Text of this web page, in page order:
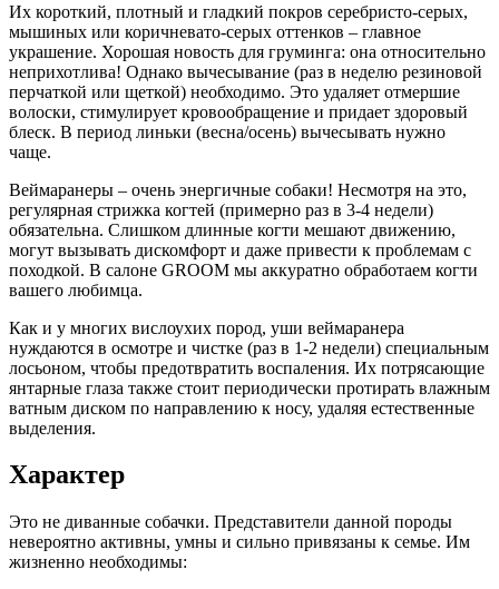
Их короткий, плотный и гладкий покров серебристо-серых,
мышиных или коричневато-серых оттенков – главное
украшение. Хорошая новость для груминга: она относительно
неприхотлива! Однако вычесывание (раз в неделю резиновой
перчаткой или щеткой) необходимо. Это удаляет отмершие
волоски, стимулирует кровообращение и придает здоровый
блеск. В период линьки (весна/осень) вычесывать нужно
чаще.
Веймаранеры – очень энергичные собаки! Несмотря на это,
регулярная стрижка когтей (примерно раз в 3-4 недели)
обязательна. Слишком длинные когти мешают движению,
могут вызывать дискомфорт и даже привести к проблемам с
походкой. В салоне GROOM мы аккуратно обработаем когти
вашего любимца.
Как и у многих вислоухих пород, уши веймаранера
нуждаются в осмотре и чистке (раз в 1-2 недели) специальным
лосьоном, чтобы предотвратить воспаления. Их потрясающие
янтарные глаза также стоит периодически протирать влажным
ватным диском по направлению к носу, удаляя естественные
выделения.
Характер
Это не диванные собачки. Представители данной породы
невероятно активны, умны и сильно привязаны к семье. Им
жизненно необходимы: